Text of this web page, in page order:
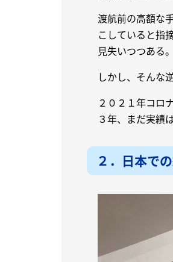
渡航前の高額な
こしていると指
見失いつつある。
しかし、そんな
２０２１年コロ
３年、まだ実績
２．日本で